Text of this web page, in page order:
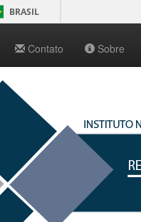
BRASIL
Contato Sobre